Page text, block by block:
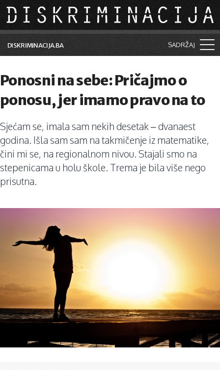
Skip to main content
DISKRIMINACIJA.BA SADRŽAJ
Vijesti i događaji
Aktuelne teme
Kolumne
Lične priče
Saradnja sa medijima
Ponosni na sebe: Pričajmo o
ponosu, jer imamo pravo na to
Sjećam se, imala sam nekih desetak – dvanaest
godina. Išla sam sam na takmičenje iz matematike,
čini mi se, na regionalnom nivou. Stajali smo na
stepenicama u holu škole. Trema je bila više nego
prisutna.